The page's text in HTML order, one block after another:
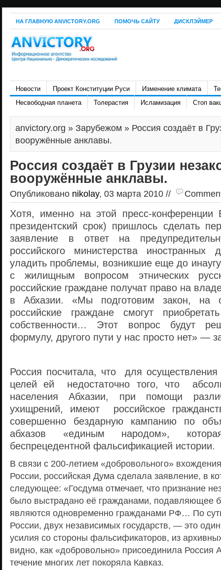
НА ГЛАВНУЮ ANVICTORY.ORG ПОМОЧЬ САЙТУ ДИСКЛЭЙМЕР
Новости Проект Конституции Руси Изменение климата
Несвободная планета
Толерастия Исламизация Стоп
anvictory.org » Зарубежом » Россия создаёт в
вооружённые анклавы.
Россия создаёт в Грузии
вооружённые анклавы.
Опубликовано nikolay, 03 марта 2010 //
Хотя, именно на этой пресс-конференции
президентский срок) пришлось сделать
заявление в ответ на
российского министерства
уладить проблемы, возникшие еще до
с жилищным вопросом этнических
российские граждане получат право на
в Абхазии. «Мы подготовим закон, на
российские граждане смогут
собственности… Этот вопрос будут
формулу, другого пути у нас просто нет» —
Россия посчитала, что для осуществления
целей ей недостаточно того, что
населения Абхазии, при помощи
ухищрений, имеют российское
совершенно бездарную кампанию по
абхазов «единым народом»,
беспрецедентной фальсификацией истории.
В связи с 200-летием «добровольного»
России, российская Дума сделала заявление, в
следующее: «Госдума отмечает, что признание
было выстрадано её гражданами, подавляющее
являются одновременно гражданами РФ… По
России, двух независимых государств, — это
усилия со стороны фальсификаторов, из
видно, как «добровольно» присоединила Россия
течение многих лет покоряла Кавказ.